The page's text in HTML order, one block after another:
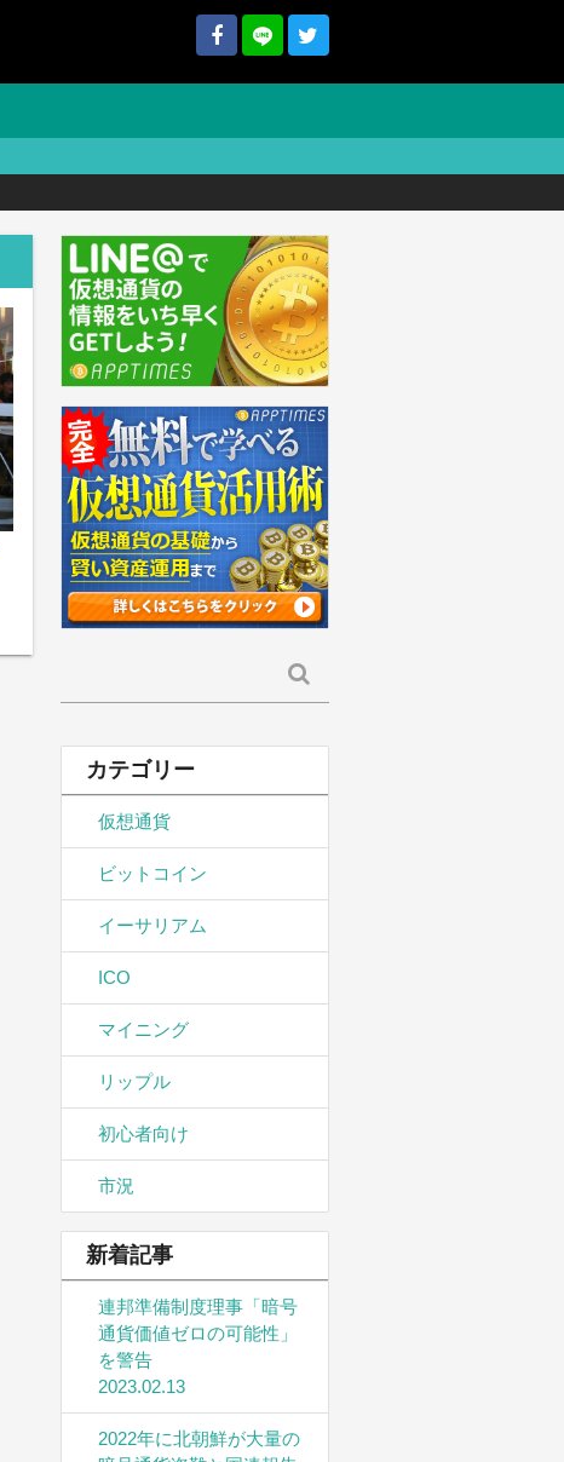
索:
カテゴリー
仮想通貨
ビットコイン
イーサリアム
ICO
マイニング
リップル
初心者向け
市況
新着記事
連邦準備制度理事「暗号
通貨価値ゼロの可能性」
を警告
2023.02.13
2022年に北朝鮮が大量の